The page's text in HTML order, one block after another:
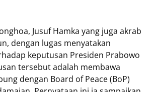
Jusuf Hamka yang juga akrab
dengan lugas menyatakan
keputusan Presiden Prabowo
tersebut adalah membawa
dengan Board of Peace (BoP)